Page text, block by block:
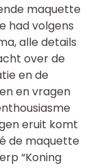
maquette
had volgens
alle details
over de
en de
en vragen
eruit komt
de maquette
“Koning